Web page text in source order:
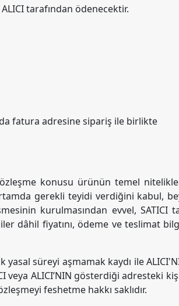
tarafından ödenecektir.
fatura adresine sipariş ile birlikte
konusu ürünün temel
gerekli teyidi verdiğini kabul,
kurulmasından evvel,
dâhil fiyatını, ödeme ve teslimat
süreyi aşmamak kaydı ile
veya ALICI’NIN gösterdiği adresteki
feshetme hakkı saklıdır.